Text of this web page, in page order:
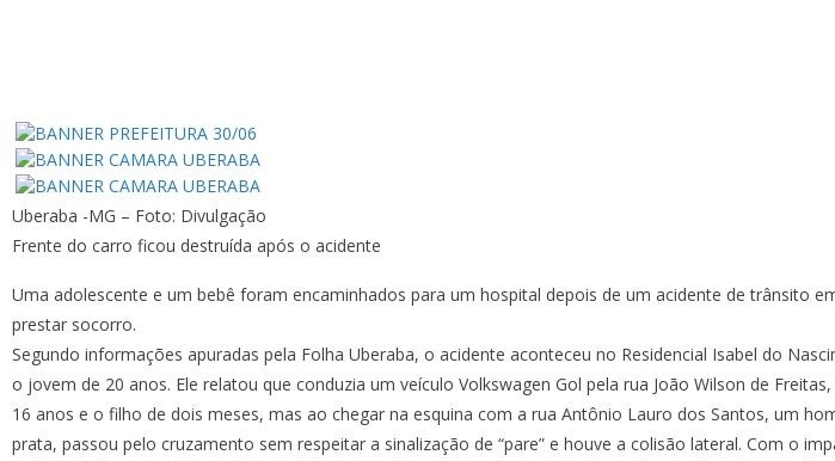
Uberaba -MG – Foto: Divulgação
Frente do carro ficou destruída após o acidente
Uma adolescente e um bebê foram encaminhados para um hospital depois de um acidente de trânsito
prestar socorro.
Segundo informações apuradas pela Folha Uberaba, o acidente aconteceu no Residencial Isabel do
o jovem de 20 anos. Ele relatou que conduzia um veículo Volkswagen Gol pela rua João Wilson de
16 anos e o filho de dois meses, mas ao chegar na esquina com a rua Antônio Lauro dos Santos, um
prata, passou pelo cruzamento sem respeitar a sinalização de “pare” e houve a colisão lateral. Com o